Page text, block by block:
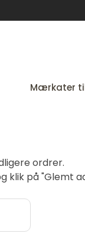
Mærkater
ordrer.
klik på "Glemt